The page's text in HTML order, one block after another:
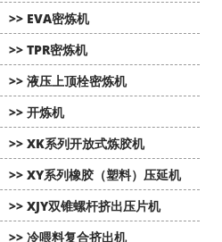
>> EVA密炼机
>> TPR密炼机
>> 液压上顶栓密炼机
>> 开炼机
>> XK系列开放式炼胶机
>> XY系列橡胶（塑料）压延机
>> XJY双锥螺杆挤出压片机
>> 冷喂料复合挤出机